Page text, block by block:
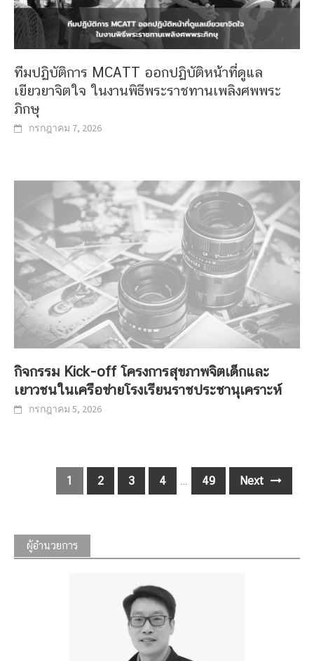
ทีมปฏิบัติการ MCATT ออกปฏิบัติหน้าที่ดูแล
เยียวยาจิตใจ ในงานพิธีพระราชทานเพลิงศพพระ
ภิกษุ
กรกฎาคม 7, 2026
กิจกรรม Kick-off โครงการสุขภาพจิตเด็กและ
เยาวชนในเครือข่ายโรงเรียนราชประชานุเคราะห์
กรกฎาคม 5, 2026
navigation
1 2 3 4 49 Next
ผู้อำนวยการ